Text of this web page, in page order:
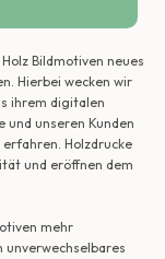
Bildmotiven neues
Hierbei wecken wir
ihrem digitalen
und unseren Kunden
Holzdrucke
und eröffnen dem
mehr
unverwechselbares